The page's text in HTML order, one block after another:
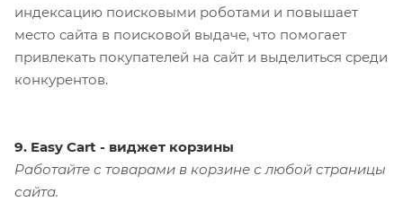
индексацию поисковыми роботами и повышает
место сайта в поисковой выдаче, что помогает
привлекать покупателей на сайт и выделиться среди
конкурентов.
9. Easy Cart - виджет корзины
Работайте с товарами в корзине с любой страницы
сайта.